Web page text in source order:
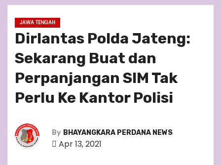
JAWA TENGAH
Dirlantas Polda Jateng:
Sekarang Buat dan
Perpanjangan SIM Tak
Perlu Ke Kantor Polisi
By BHAYANGKARA PERDANA NEWS
Apr 13, 2021